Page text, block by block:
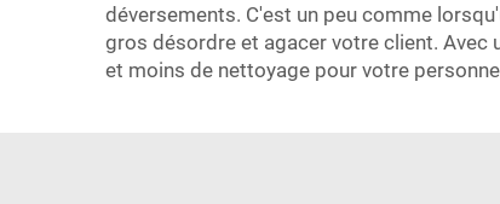
déversements. C'est un peu comme
gros désordre et agacer votre client. Avec
et moins de nettoyage pour votre